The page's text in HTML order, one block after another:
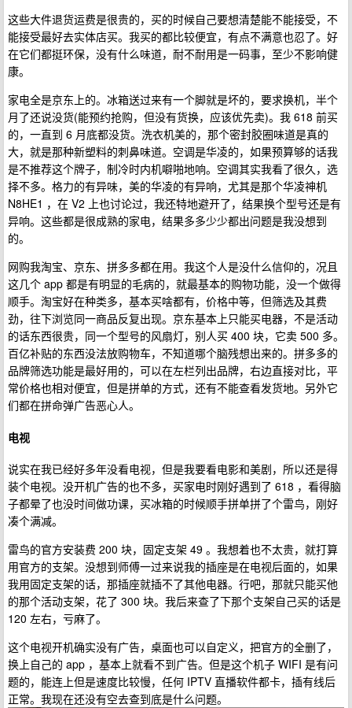
这些大件退货运费是很贵的，买的时候自己要想清楚能不能接受，不
能接受最好去实体店买。我买的都比较便宜，有点不满意也忍了。好
在它们都挺环保，没有什么味道，耐不耐用是一码事，至少不影响健
康。
家电全是京东上的。冰箱送过来有一个脚就是坏的，要求换机，半个
月了还说没货(能预约抢购，但没有货换，应该优先卖)。我 618 前买
的，一直到 6 月底都没货。洗衣机美的，那个密封胶圈味道是真的
大，就是那种新塑料的刺鼻味道。空调是华凌的，如果预算够的话我
是不推荐这个牌子，制冷时内机噼啪地响。空调其实我看了很久，选
择不多。格力的有异味，美的华凌的有异响，尤其是那个华凌神机
N8HE1 ，在 V2 上也讨论过，我还特地避开了，结果换个型号还是有
异响。这些都是很成熟的家电，结果多多少少都出问题是我没想到
的。
网购我淘宝、京东、拼多多都在用。我这个人是没什么信仰的，况且
这几个 app 都是有明显的毛病的，就最基本的购物功能，没一个做得
顺手。淘宝好在种类多，基本买啥都有，价格中等，但筛选及其费
劲，往下浏览同一商品反复出现。京东基本上只能买电器，不是活动
的话东西很贵，同一个型号的风扇灯，别人买 400 块，它卖 500 多。
百亿补贴的东西没法放购物车，不知道哪个脑残想出来的。拼多多的
品牌筛选功能是最好用的，可以在左栏列出品牌，右边直接对比，平
常价格也相对便宜，但是拼单的方式，还有不能查看发货地。另外它
们都在拼命弹广告恶心人。
电视
说实在我已经好多年没看电视，但是我要看电影和美剧，所以还是得
装个电视。没开机广告的也不多，买家电时刚好遇到了 618 ，看得脑
子都晕了也没时间做功课，买冰箱的时候顺手拼单拼了个雷鸟，刚好
凑个满减。
雷鸟的官方安装费 200 块，固定支架 49 。我想着也不太贵，就打算
用官方的支架。没想到师傅一过来说我的插座是在电视后面的，如果
我用固定支架的话，那插座就插不了其他电器。行吧，那就只能买他
的那个活动支架，花了 300 块。我后来查了下那个支架自己买的话是
120 左右，亏麻了。
这个电视开机确实没有广告，桌面也可以自定义，把官方的全删了，
换上自己的 app ，基本上就看不到广告。但是这个机子 WIFI 是有问
题的，能连上但是速度比较慢，任何 IPTV 直播软件都卡，插有线后
正常。我现在还没有空去查到底是什么问题。